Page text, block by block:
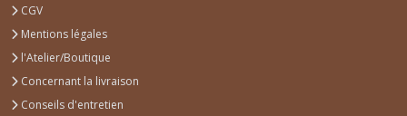
CGV
Mentions légales
l'Atelier/Boutique
Concernant la livraison
Conseils d'entretien